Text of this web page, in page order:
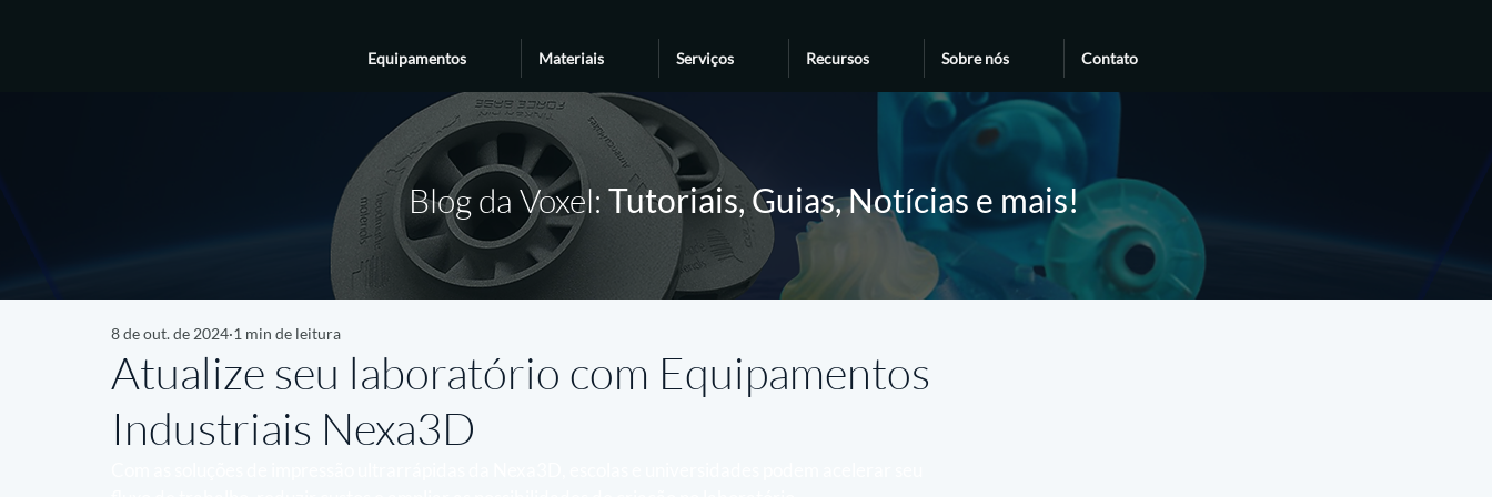
Equipamentos Materiais Serviços Recursos Sobre nós Contato
Blog da Voxel: Tutoriais, Guias, Notícias e mais!
Atualize seu laboratório com Equipamentos
Industriais Nexa3D
8 de out. de 2024 1 min de leitura